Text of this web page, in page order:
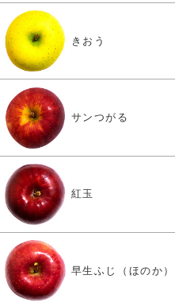
きおう
サンつがる
紅玉
早生ふじ（ほのか）